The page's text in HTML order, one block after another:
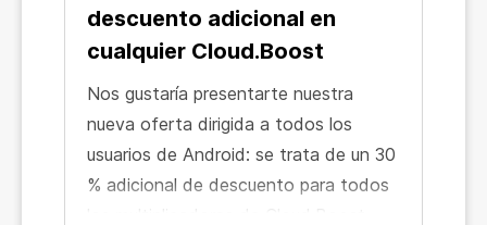
descuento adicional en
cualquier Cloud.Boost
Nos gustaría presentarte nuestra
nueva oferta dirigida a todos los
usuarios de Android: se trata de un 30
% adicional de descuento para todos